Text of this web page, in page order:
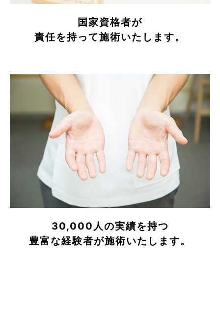
国家資格者が
責任を持って施術いたします。
30,000人の実績を持つ
豊富な経験者が施術いたします。